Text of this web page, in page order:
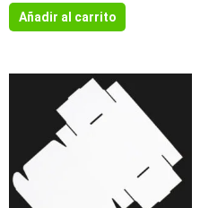
Añadir al carrito